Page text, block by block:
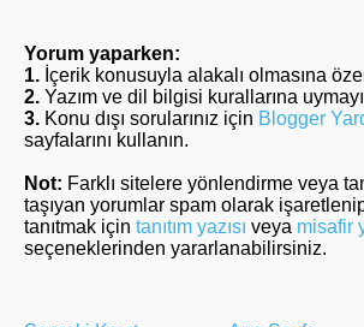
Yorum yaparken:
1. İçerik konusuyla alakalı olmasına
2. Yazım ve dil bilgisi kurallarına
3. Konu dışı sorularınız için Blogger
sayfalarını kullanın.
Not: Farklı sitelere yönlendirme veya
taşıyan yorumlar spam olarak
tanıtmak için tanıtım yazısı veya misafir
seçeneklerinden yararlanabilirsiniz.